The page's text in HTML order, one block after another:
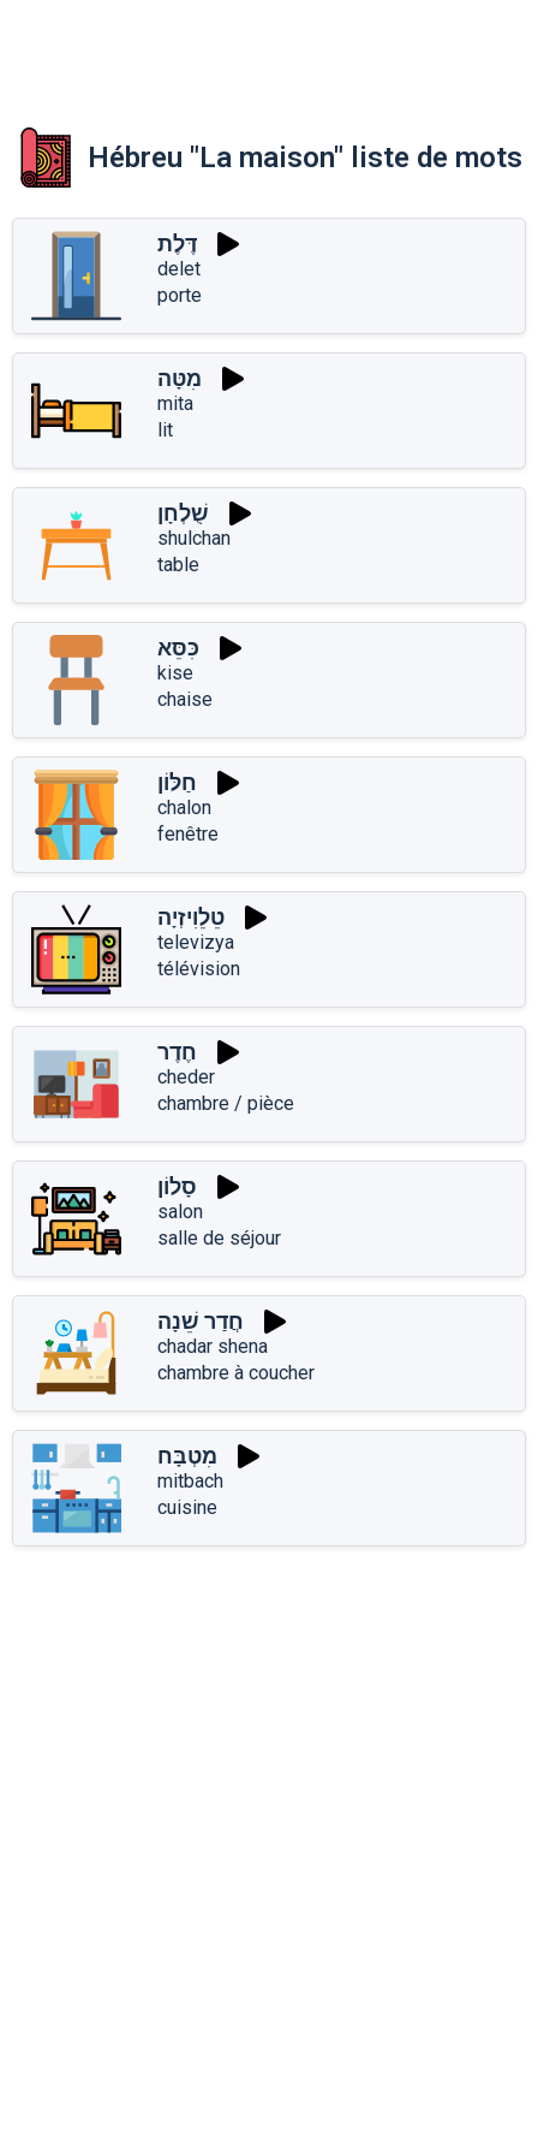
Hébreu "La maison" liste de mots
דֶּלֶת
delet
porte
מִטָּה
mita
lit
שֻׁלְחָן
shulchan
table
כִּסֵּא
kise
chaise
חַלּוֹן
chalon
fenêtre
טֵלֵוִיזְיָה
televizya
télévision
חֶדֶר
cheder
chambre / pièce
סָלוֹן
salon
salle de séjour
חֲדַר שֵׁנָה
chadar shena
chambre à coucher
מִטְבָּח
mitbach
cuisine